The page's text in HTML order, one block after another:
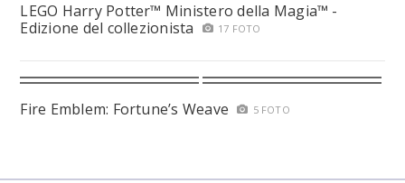
LEGO Harry Potter™ Ministero della Magia™ -
Edizione del collezionista
17 FOTO
Fire Emblem: Fortune’s Weave 5 FOTO